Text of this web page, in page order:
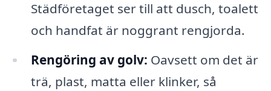
Städföretaget ser till att dusch, toalett
och handfat är noggrant rengjorda.
Rengöring av golv: Oavsett om det är
trä, plast, matta eller klinker, så